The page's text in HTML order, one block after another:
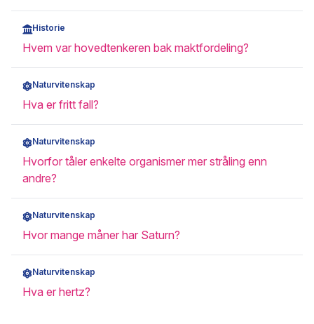
Historie
Hvem var hovedtenkeren bak maktfordeling?
Naturvitenskap
Hva er fritt fall?
Naturvitenskap
Hvorfor tåler enkelte organismer mer stråling enn
andre?
Naturvitenskap
Hvor mange måner har Saturn?
Naturvitenskap
Hva er hertz?